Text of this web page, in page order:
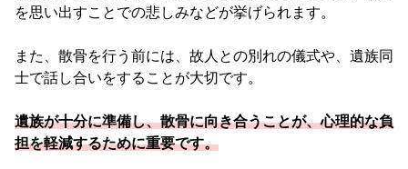
を思い出すことでの悲しみなどが挙げられます。
また、散骨を行う前には、故人との別れの儀式や、遺族同
士で話し合いをすることが大切です。
遺族が十分に準備し、散骨に向き合うことが、心理的な負
担を軽減するために重要です。